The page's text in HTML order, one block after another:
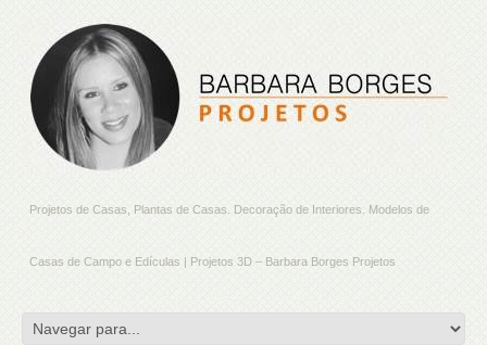
Projetos de Casas, Plantas de Casas. Decoração de Interiores. Modelos de
Casas de Campo e Edículas | Projetos 3D – Barbara Borges Projetos